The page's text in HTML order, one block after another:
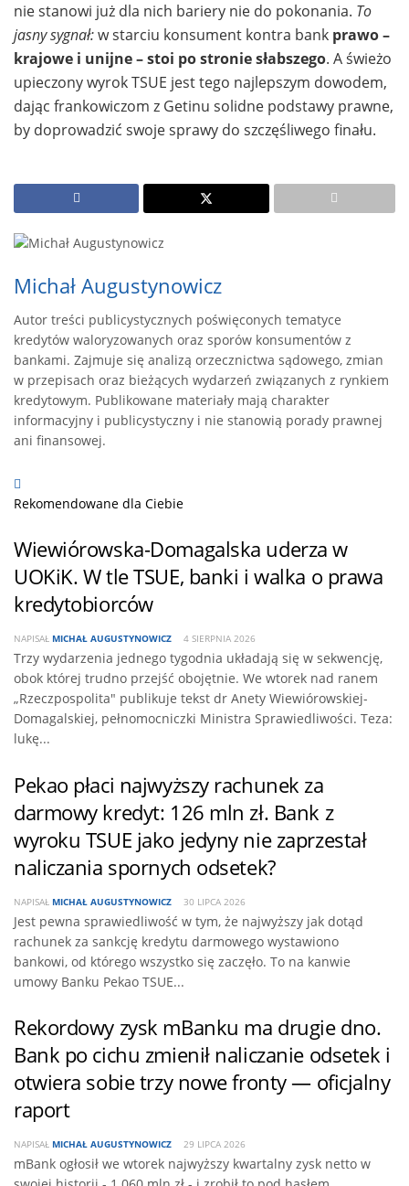
nie stanowi już dla nich bariery nie do pokonania. To
jasny sygnał:w starciu konsument kontra bank prawo –
krajowe i unijne – stoi po stronie słabszego. A świeżo
upieczony wyrok TSUE jest tego najlepszym dowodem,
dając frankowiczom z Getinu solidne podstawy prawne,
by doprowadzić swoje sprawy do szczęśliwego finału.
Michał Augustynowicz
Autor treści publicystycznych poświęconych tematyce
kredytów waloryzowanych oraz sporów konsumentów z
bankami. Zajmuje się analizą orzecznictwa sądowego, zmian
w przepisach oraz bieżących wydarzeń związanych z rynkiem
kredytowym. Publikowane materiały mają charakter
informacyjny i publicystyczny i nie stanowią porady prawnej
ani finansowej.
Rekomendowane dla Ciebie
Wiewiórowska-Domagalska uderza w
UOKiK. W tle TSUE, banki i walka o prawa
kredytobiorców
NAPISAŁ MICHAŁ AUGUSTYNOWICZ 4 SIERPNIA 2026
Trzy wydarzenia jednego tygodnia układają się w sekwencję,
obok której trudno przejść obojętnie. We wtorek nad ranem
„Rzeczpospolita" publikuje tekst dr Anety Wiewiórowskiej-
Domagalskiej, pełnomocniczki Ministra Sprawiedliwości. Teza:
lukę...
Pekao płaci najwyższy rachunek za
darmowy kredyt: 126 mln zł. Bank z
wyroku TSUE jako jedyny nie zaprzestał
naliczania spornych odsetek?
NAPISAŁ MICHAŁ AUGUSTYNOWICZ 30 LIPCA 2026
Jest pewna sprawiedliwość w tym, że najwyższy jak dotąd
rachunek za sankcję kredytu darmowego wystawiono
bankowi, od którego wszystko się zaczęło. To na kanwie
umowy Banku Pekao TSUE...
Rekordowy zysk mBanku ma drugie dno.
Bank po cichu zmienił naliczanie odsetek i
otwiera sobie trzy nowe fronty — oficjalny
raport
NAPISAŁ MICHAŁ AUGUSTYNOWICZ 29 LIPCA 2026
mBank ogłosił we wtorek najwyższy kwartalny zysk netto w